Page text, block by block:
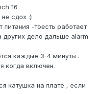
16
cдох :)
-тоесть работает
других дело дальше alarm
каждые 3-4 минуты .
когда включен.
катушка на плате , если